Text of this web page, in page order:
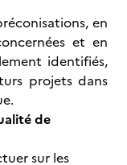
en
et en
identifiés,
projets dans
de
sur les